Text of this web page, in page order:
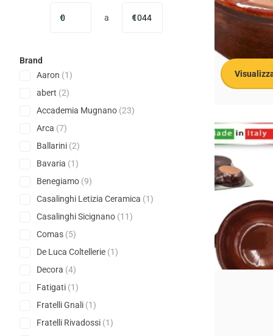
Casalinghi
Terracotta
Cm H 5 Cm –
Spedizione
Spedizione
€16,41
Prezzo
Visualizza
€ a €
Brand
Aaron (1)
abert (2)
Accademia Mugnano (23)
Arca (7)
Ballarini (2)
Bavaria (1)
Benegiamo (9)
Casalinghi Letizia Ceramica (1)
Casalinghi Sicignano (11)
Comas (5)
De Luca Coltellerie (1)
Decora (4)
Fatigati (1)
Fratelli Gnali (1)
Fratelli Rivadossi (1)